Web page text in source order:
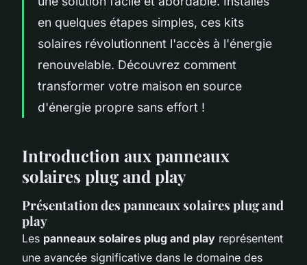
en quelques étapes simples, ces kits
solaires révolutionnent l'accès à l'énergie
renouvelable. Découvrez comment
transformer votre maison en source
d'énergie propre sans effort !
Introduction aux panneaux
solaires plug and play
Présentation des panneaux solaires plug and
play
Les panneaux solaires plug and play représentent
une avancée significative dans le domaine des